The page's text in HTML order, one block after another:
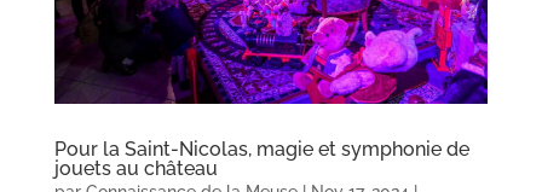
Pour la Saint-Nicolas, magie et symphonie de
jouets au château